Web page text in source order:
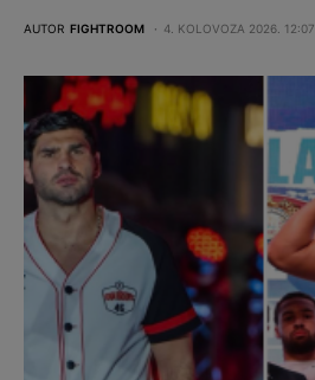
AUTOR FIGHTROOM 4. KOLOVOZA 2026. 12:07